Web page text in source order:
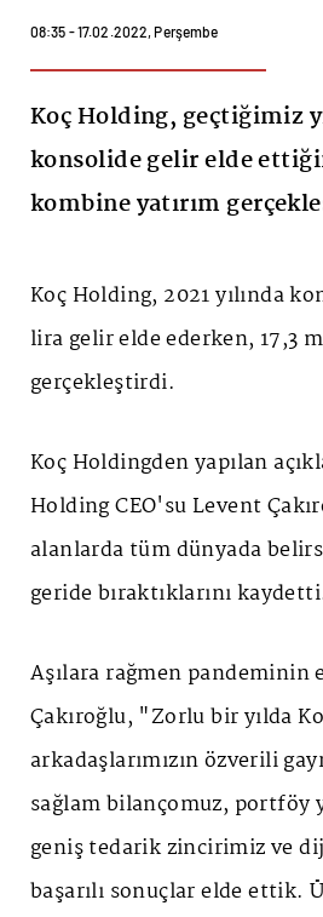
08:35 - 17.02.2022, Perşembe
Koç Holding, geçtiğimiz
konsolide gelir elde
kombine yatırım
Koç Holding, 2021 yılında
lira gelir elde ederken, 17,3
gerçekleştirdi.
Koç Holdingden yapılan
Holding CEO'su Levent
alanlarda tüm dünyada
geride bıraktıklarını
Aşılara rağmen
Çakıroğlu, "Zorlu bir yılda
arkadaşlarımızın özverili
sağlam bilançomuz, portföy
geniş tedarik zincirimiz ve
başarılı sonuçlar elde ettik.